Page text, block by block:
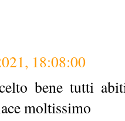
18:08:00
bene tutti
moltissimo